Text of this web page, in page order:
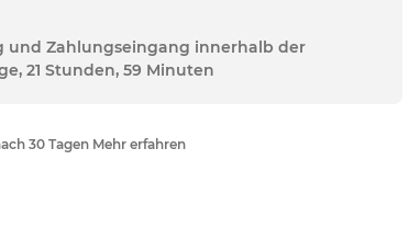
und Zahlungseingang innerhalb der
21 Stunden, 59 Minuten
30 Tagen Mehr erfahren